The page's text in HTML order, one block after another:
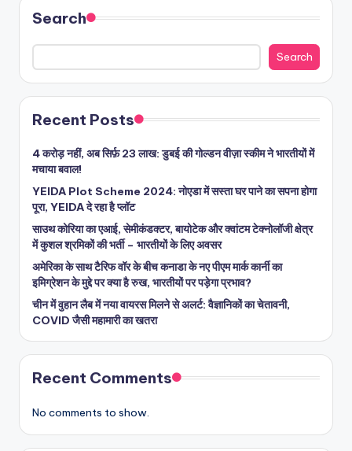
Search
Search
Recent Posts
4 करोड़ नहीं, अब सिर्फ़ 23 लाख: डुबई की गोल्डन वीज़ा स्कीम ने भारतीयों में
मचाया बवाल!
YEIDA Plot Scheme 2024: नोएडा में सस्ता घर पाने का सपना होगा
पूरा, YEIDA दे रहा है प्लॉट
साउथ कोरिया का एआई, सेमीकंडक्टर, बायोटेक और क्वांटम टेक्नोलॉजी क्षेत्र
में कुशल श्रमिकों की भर्ती – भारतीयों के लिए अवसर
अमेरिका के साथ टैरिफ वॉर के बीच कनाडा के नए पीएम मार्क कार्नी का
इमिग्रेशन के मुद्दे पर क्या है रुख, भारतीयों पर पड़ेगा प्रभाव?
चीन में वुहान लैब में नया वायरस मिलने से अलर्ट: वैज्ञानिकों का चेतावनी,
COVID जैसी महामारी का खतरा
Recent Comments
No comments to show.